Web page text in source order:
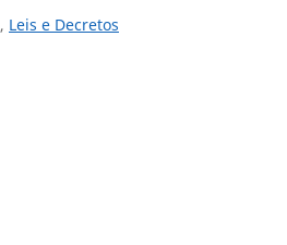
, Leis e Decretos